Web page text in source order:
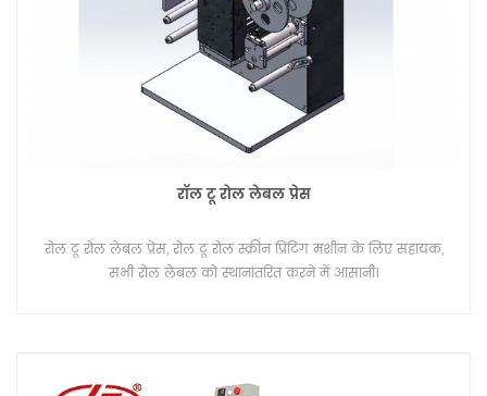
रॉल टू रोल लेबल प्रेस
रोल टू रोल लेबल प्रेस, रोल टू रोल स्क्रीन प्रिंटिंग मशीन के लिए सहायक,
सभी रोल लेबल को स्थानांतरित करने में आसानी।